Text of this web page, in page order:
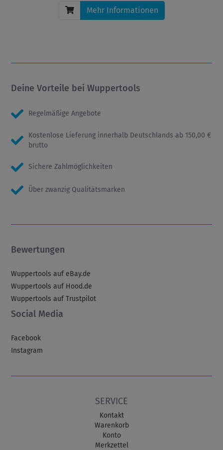
Mehr Informationen
Deine Vorteile bei Wuppertools
Regelmäßige Angebote
Kostenlose Lieferung innerhalb Deutschlands ab 150,00 €
brutto
Sichere Zahlmöglichkeiten
Über zwanzig Qualitätsmarken
Bewertungen
Wuppertools auf eBay.de
Wuppertools auf Hood.de
Wuppertools auf Trustpilot
Social Media
Facebook
Instagram
SERVICE
Kontakt
Warenkorb
Konto
Merkzettel